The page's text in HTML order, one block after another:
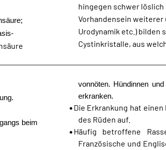
hingegen schwer löslich
Vorhandensein
Urodynamik etc.) bilden
Cystinkristalle, aus
beim
vonnöten. Hündinnen
erkranken.
Die Erkrankung hat
des Rüden auf.
Häufig betroffene
Französische und